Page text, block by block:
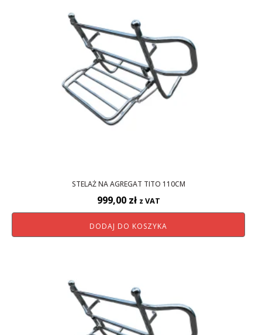
STELAŻ NA AGREGAT TITO 110CM
999,00 zł z VAT
DODAJ DO KOSZYKA